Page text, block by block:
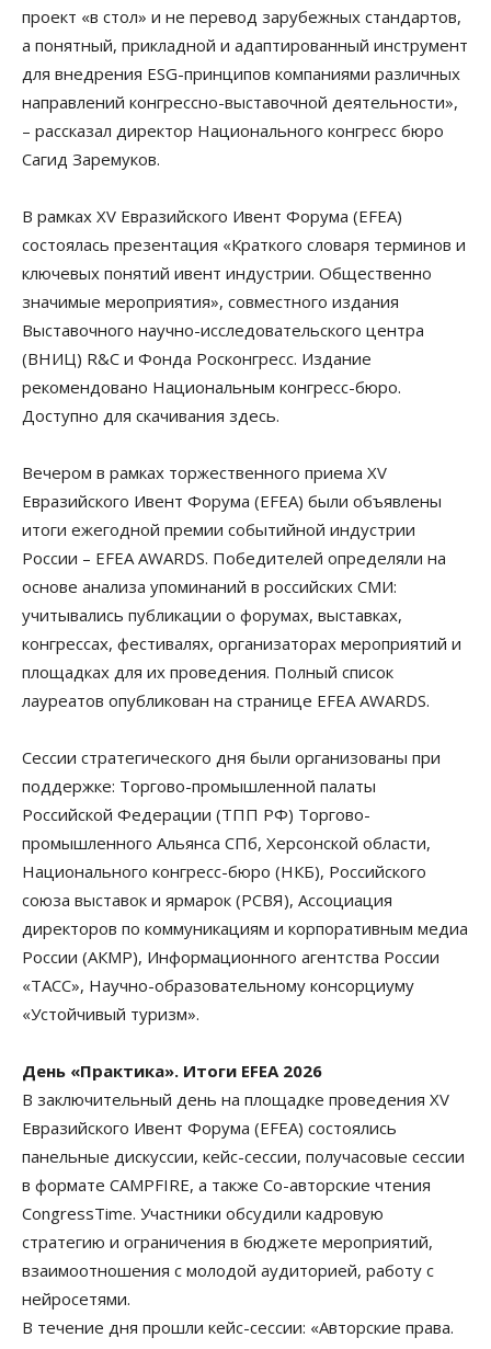
проект «в стол» и не перевод зарубежных стандартов,
а понятный, прикладной и адаптированный инструмент
для внедрения ESG-принципов компаниями различных
направлений конгрессно-выставочной деятельности»,
– рассказал директор Национального конгресс бюро
Сагид Заремуков.
В рамках XV Евразийского Ивент Форума (EFEA)
состоялась презентация «Краткого словаря терминов и
ключевых понятий ивент индустрии. Общественно
значимые мероприятия», совместного издания
Выставочного научно-исследовательского центра
(ВНИЦ) R&C и Фонда Росконгресс. Издание
рекомендовано Национальным конгресс-бюро.
Доступно для скачивания здесь.
Вечером в рамках торжественного приема XV
Евразийского Ивент Форума (EFEA) были объявлены
итоги ежегодной премии событийной индустрии
России – EFEA AWARDS. Победителей определяли на
основе анализа упоминаний в российских СМИ:
учитывались публикации о форумах, выставках,
конгрессах, фестивалях, организаторах мероприятий и
площадках для их проведения. Полный список
лауреатов опубликован на странице EFEA AWARDS.
Сессии стратегического дня были организованы при
поддержке: Торгово-промышленной палаты
Российской Федерации (ТПП РФ) Торгово-
промышленного Альянса СПб, Херсонской области,
Национального конгресс-бюро (НКБ), Российского
союза выставок и ярмарок (РСВЯ), Ассоциация
директоров по коммуникациям и корпоративным медиа
России (АКМР), Информационного агентства России
«ТАСС», Научно-образовательному консорциуму
«Устойчивый туризм».
День «Практика». Итоги EFEA 2026
В заключительный день на площадке проведения XV
Евразийского Ивент Форума (EFEA) состоялись
панельные дискуссии, кейс-сессии, получасовые сессии
в формате CAMPFIRE, а также Со-авторские чтения
CongressTime. Участники обсудили кадровую
стратегию и ограничения в бюджете мероприятий,
взаимоотношения с молодой аудиторией, работу с
нейросетями.
В течение дня прошли кейс-сессии: «Авторские права.